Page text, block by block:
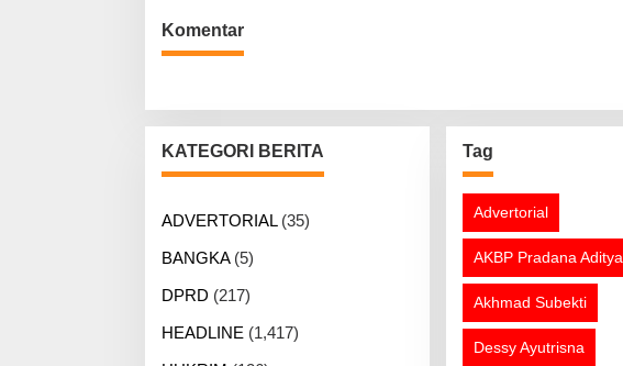
Komentar
KATEGORI BERITA
ADVERTORIAL(35)
BANGKA(5)
DPRD (217)
HEADLINE (1,417)
Tag
Advertorial
AKBP Pradana Aditya
Akhmad Subekti
Dessy Ayutrisna